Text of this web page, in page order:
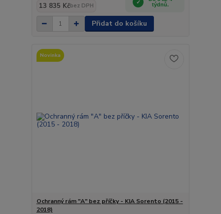
13 835 Kčbez DPH
týdnů.
Přidat do košíku
Novinka
Ochranný rám "A" bez příčky - KIA Sorento (2015 -
2018)